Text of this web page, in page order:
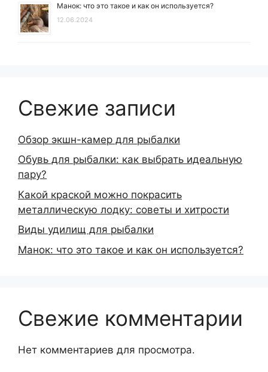
Манок: что это такое и как он используется?
12.06.2024
Свежие записи
Обзор экшн-камер для рыбалки
Обувь для рыбалки: как выбрать идеальную
пару?
Какой краской можно покрасить
металлическую лодку: советы и хитрости
Виды удилищ для рыбалки
Манок: что это такое и как он используется?
Свежие комментарии
Нет комментариев для просмотра.